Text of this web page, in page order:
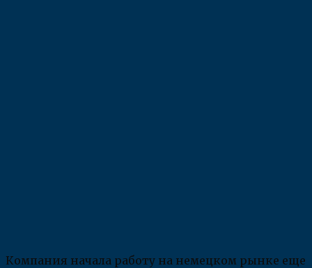
Компания начала работу на немецком рынке еще